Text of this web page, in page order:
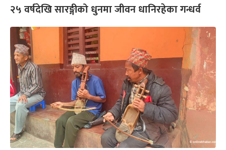
२५ वर्षदेखि सारङ्गीको धुनमा जीवन धानिरहेका गन्धर्व